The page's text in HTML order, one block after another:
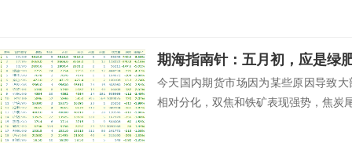
今天国内期货市场因为某些原因导致
相对分化，双焦和铁矿表现强势，焦炭